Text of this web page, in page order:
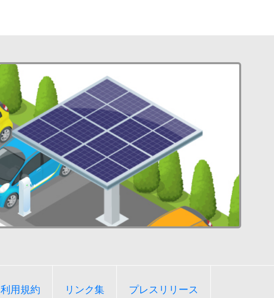
利用規約 リンク集 プレスリリース